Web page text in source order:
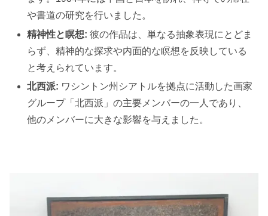
や書道の研究を行いました。
精神性と瞑想: 彼の作品は、単なる抽象表現にとどま
らず、精神的な探求や内面的な瞑想を反映している
と考えられています。
北西派: ワシントン州シアトルを拠点に活動した画家
グループ「北西派」の主要メンバーの一人であり、
他のメンバーに大きな影響を与えました。